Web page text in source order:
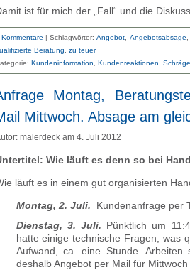
ist für mich der „Fall“ und die
Kommentare | Schlagwörter: Angebot Angebotsabsage
Beratung
zu teuer
Kundeninformation Kundenreaktionen
Montag,
Mittwoch. Absage am
malerdeck am 4. Juli 2012
Wie läuft es denn so bei
läuft es in einem gut organisierten
Montag, 2. Juli. Kundenanfrage per
Dienstag, 3. Juli. Pünktlich um
hatte einige technische Fragen, was
Aufwand, ca. eine Stunde. Arbeiten
deshalb Angebot per Mail für Mittwoch